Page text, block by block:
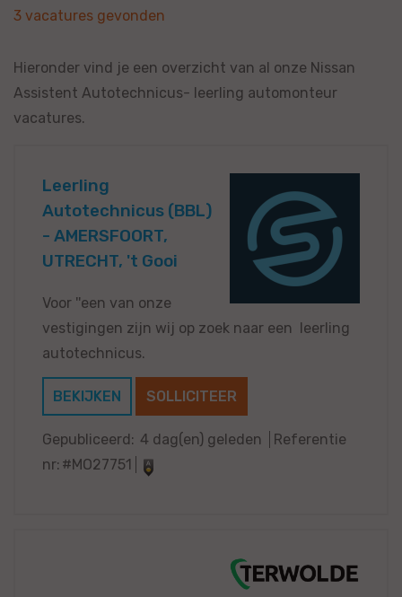
3 vacatures gevonden
Hieronder vind je een overzicht van al onze Nissan
Assistent Autotechnicus- leerling automonteur
vacatures.
Leerling
Autotechnicus (BBL)
- AMERSFOORT,
UTRECHT, 't Gooi
Voor ''een van onze
vestigingen zijn wij op zoek naar een leerling
autotechnicus.
BEKIJKEN SOLLICITEER
Gepubliceerd: 4 dag(en) geleden
Referentie
nr: #MO27751